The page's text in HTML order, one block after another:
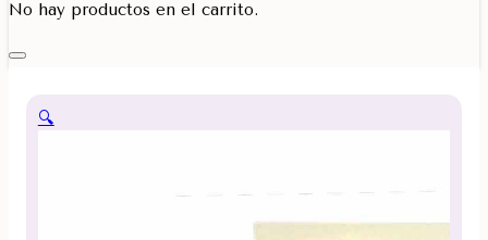
No hay productos en el carrito.
🔍